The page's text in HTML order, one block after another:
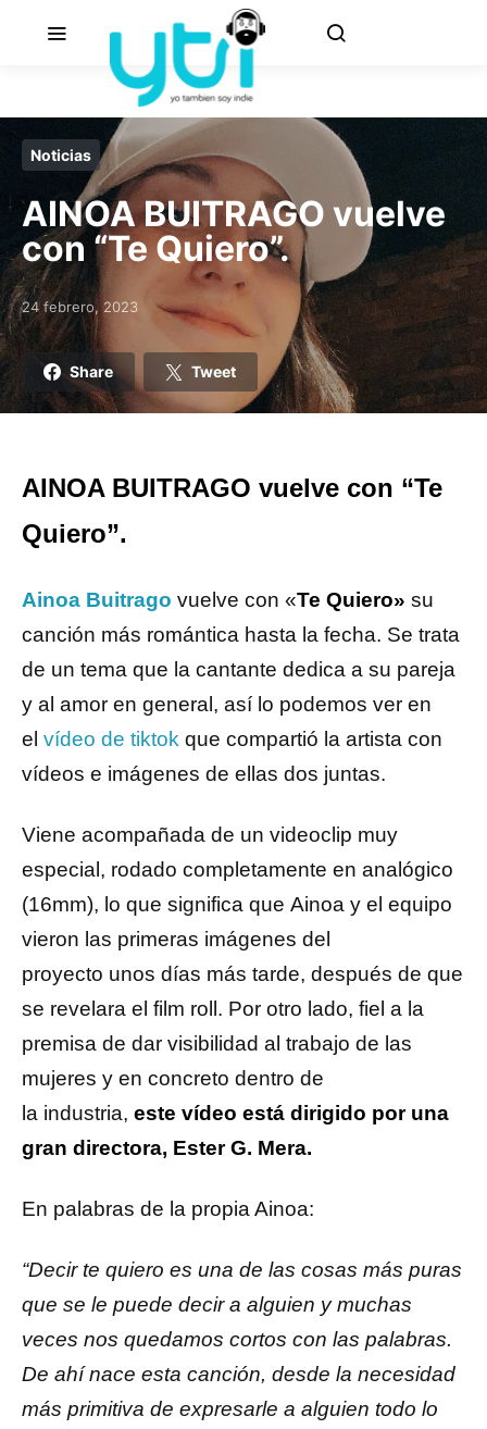
Noticias
AINOA BUITRAGO vuelve
con “Te Quiero”.
Posted on
24 febrero, 2023
Share Tweet
AINOA BUITRAGO vuelve con “Te
Quiero”.
Ainoa Buitrago vuelve con «Te Quiero» su
canción más romántica hasta la fecha. Se trata
de un tema que la cantante dedica a su pareja
y al amor en general, así lo podemos ver en
el vídeo de tiktok que compartió la artista con
vídeos e imágenes de ellas dos juntas.
Viene acompañada de un videoclip muy
especial, rodado completamente en analógico
(16mm), lo que significa que Ainoa y el equipo
vieron las primeras imágenes del
proyecto unos días más tarde, después de que
se revelara el film roll. Por otro lado, fiel a la
premisa de dar visibilidad al trabajo de las
mujeres y en concreto dentro de
la industria, este vídeo está dirigido por una
gran directora, Ester G. Mera.
En palabras de la propia Ainoa:
“Decir te quiero es una de las cosas más puras
que se le puede decir a alguien y muchas
veces nos quedamos cortos con las palabras.
De ahí nace esta canción, desde la necesidad
más primitiva de expresarle a alguien todo lo